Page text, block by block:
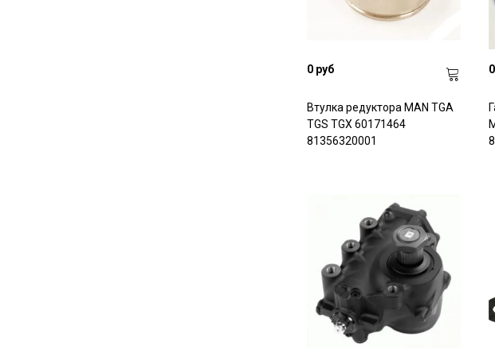
0 руб
Втулка редуктора MAN TGA
TGS TGX 60171464
81356320001